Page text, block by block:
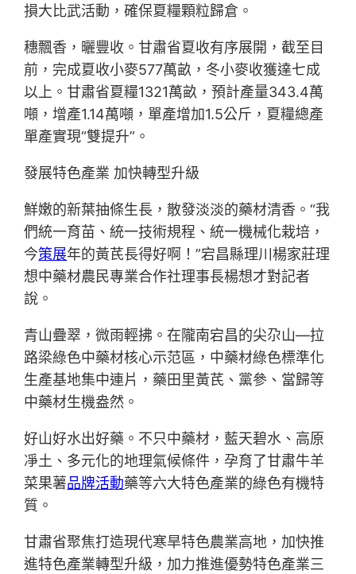
損大比武活動，確保夏糧顆粒歸倉。
穗飄香，曬豐收。甘肅省夏收有序展開，截至目
前，完成夏收小麥577萬畝，冬小麥收獲達七成
以上。甘肅省夏糧1321萬畝，預計產量343.4萬
噸，增產1.14萬噸，單產增加1.5公斤，夏糧總產
單產實現“雙提升”。
發展特色產業 加快轉型升級
鮮嫩的新葉抽條生長，散發淡淡的藥材清香。“我
們統一育苗、統一技術規程、統一機械化栽培，
今策展年的黃芪長得好啊！”宕昌縣理川楊家莊理
想中藥材農民專業合作社理事長楊想才對記者
說。
青山疊翠，微雨輕拂。在隴南宕昌的尖尕山—拉
路梁綠色中藥材核心示范區，中藥材綠色標準化
生產基地集中連片，藥田里黃芪、黨參、當歸等
中藥材生機盎然。
好山好水出好藥。不只中藥材，藍天碧水、高原
凈土、多元化的地理氣候條件，孕育了甘肅牛羊
菜果薯品牌活動藥等六大特色產業的綠色有機特
質。
甘肅省聚焦打造現代寒旱特色農業高地，加快推
進特色產業轉型升級，加力推進優勢特色產業三